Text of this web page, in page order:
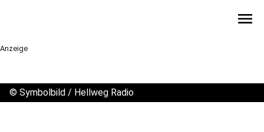
menu
Anzeige
© Symbolbild / Hellweg Radio